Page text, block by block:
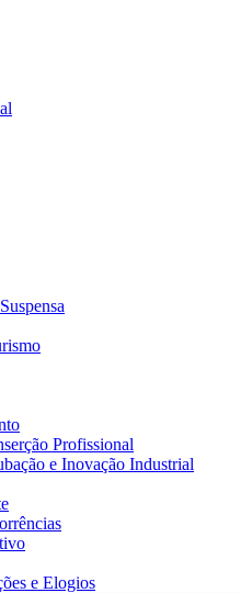
Profissional
e Inovação Industrial
e Elogios